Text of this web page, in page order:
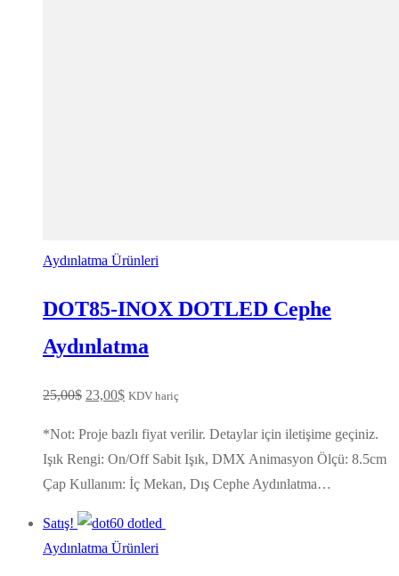
Aydınlatma Ürünleri
DOT85-INOX DOTLED Cephe
Aydınlatma
25,00$ Orijinal
25,00$.
23,00$Şu
fiyat:
23,00$.
KDV hariç
*Not: Proje bazlı fiyat verilir. Detaylar için iletişime geçiniz.
Işık Rengi: On/Off Sabit Işık, DMX Animasyon Ölçü: 8.5cm
Çap Kullanım: İç Mekan, Dış Cephe Aydınlatma…
Satış!
Aydınlatma Ürünleri